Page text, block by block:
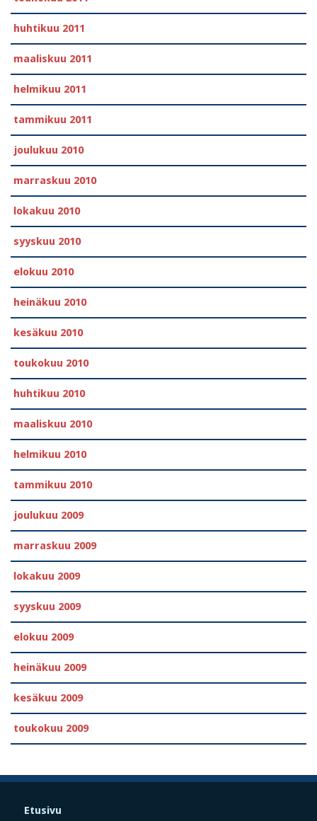
huhtikuu 2011
maaliskuu 2011
helmikuu 2011
tammikuu 2011
joulukuu 2010
marraskuu 2010
lokakuu 2010
syyskuu 2010
elokuu 2010
heinäkuu 2010
kesäkuu 2010
toukokuu 2010
huhtikuu 2010
maaliskuu 2010
helmikuu 2010
tammikuu 2010
joulukuu 2009
marraskuu 2009
lokakuu 2009
syyskuu 2009
elokuu 2009
heinäkuu 2009
kesäkuu 2009
toukokuu 2009
Etusivu